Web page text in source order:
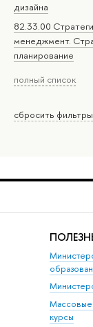
дизайна
82.33.00
менеджмент.
планирование
полный список
сбросить фильтры
Массовые
курсы